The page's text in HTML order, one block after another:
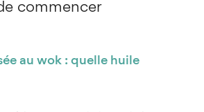
commencer
au wok : quelle huile